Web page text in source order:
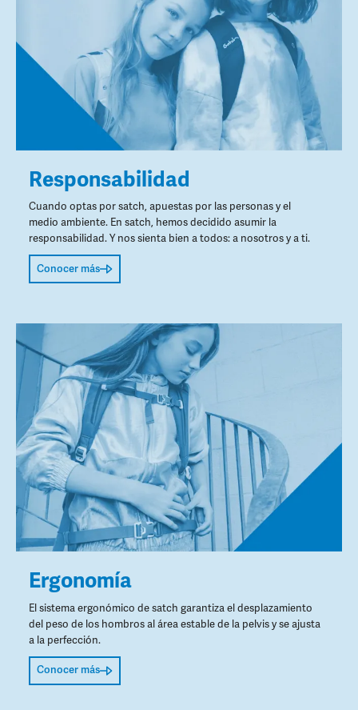
Responsabilidad
Cuando optas por satch, apuestas por las personas y el
medio ambiente. En satch, hemos decidido asumir la
responsabilidad. Y nos sienta bien a todos: a nosotros y a ti.
Conocer más
Ergonomía
El sistema ergonómico de satch garantiza el desplazamiento
del peso de los hombros al área estable de la pelvis y se ajusta
a la perfección.
Conocer más